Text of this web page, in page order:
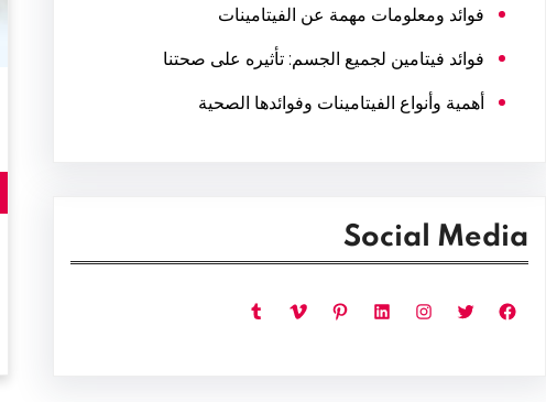
فوائد ومعلومات مهمة عن الفيتامينات
فوائد فيتامين لجميع الجسم: تأثيره على صحتنا
أهمية وأنواع الفيتامينات وفوائدها الصحية
Social Media
فيسبوك تويتر إنستجرام لينكد إن بينتريست فيميو تمبلر